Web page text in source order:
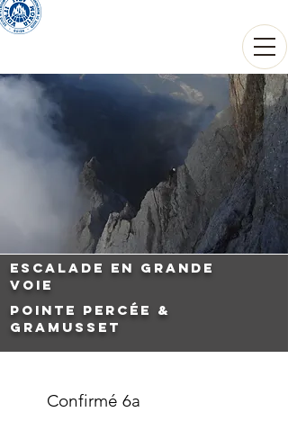
Escalade en grande
voie
Pointe Percée &
Gramusset
Confirmé 6a